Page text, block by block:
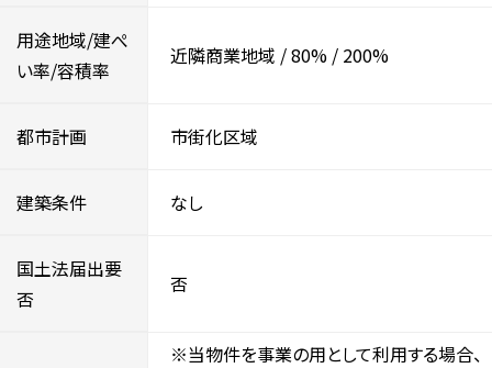
用途地域/建ぺ
い率/容積率
近隣商業地域 /80% / 200%
都市計画 市街化区域
建築条件 なし
国土法届出要
否
否
※当物件を事業の用として利用する場合、